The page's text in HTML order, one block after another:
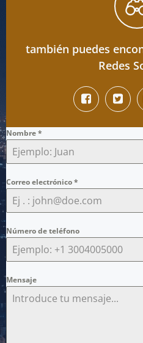
también puedes
Redes
Nombre*
Correo electrónico*
Número de teléfono
Mensaje